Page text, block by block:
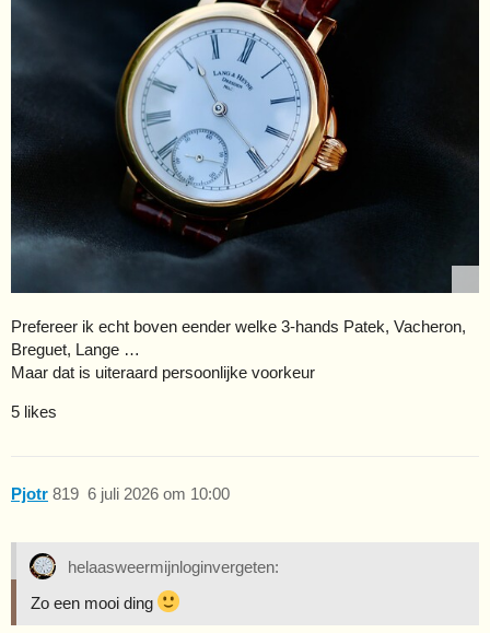
Prefereer ik echt boven eender welke 3-hands Patek, Vacheron,
Breguet, Lange …
Maar dat is uiteraard persoonlijke voorkeur
5 likes
Pjotr 6 juli 2026 om 10:00
819
helaasweermijnloginvergeten:
Zo een mooi ding